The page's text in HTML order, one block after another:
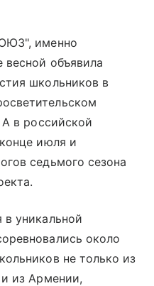
именно
объявила
школьников в
А в российской
июля и
седьмого сезона
в уникальной
около
не только из
из Армении,